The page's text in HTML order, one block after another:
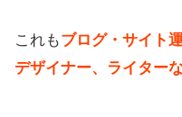
これもブログ・サイト
デザイナー、ライター